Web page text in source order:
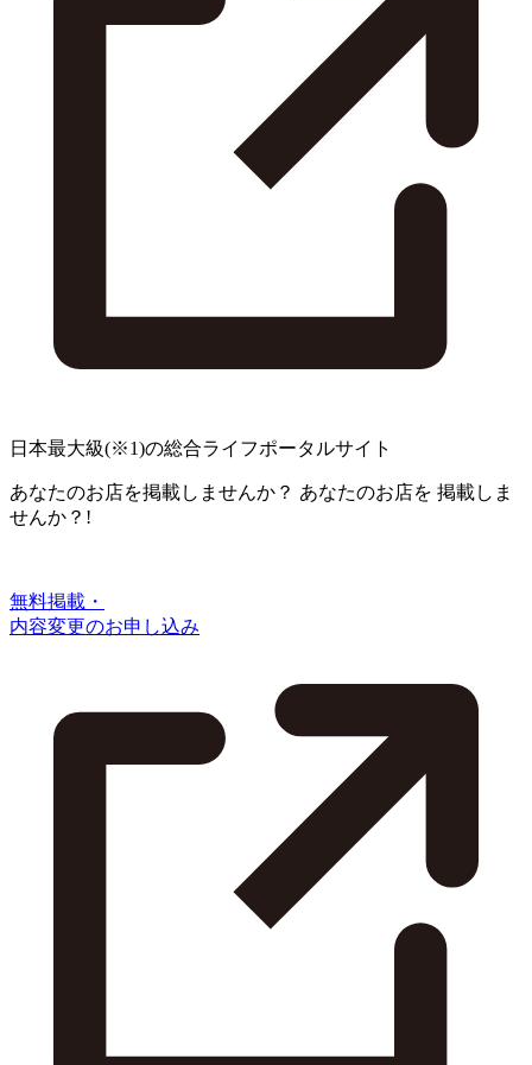
日本最大級(※1)の総合ライフポータルサイト
あなたのお店を掲載しませんか？ あなたのお店を 掲載しま
せんか？!
無料掲載・
内容変更のお申し込み